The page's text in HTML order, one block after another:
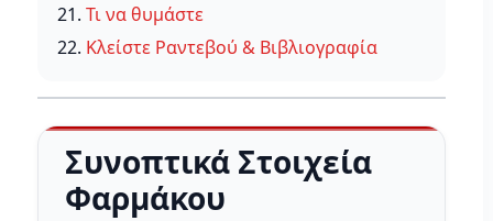
21. Τι να θυμάστε
22. Κλείστε Ραντεβού & Βιβλιογραφία
Συνοπτικά Στοιχεία
Φαρμάκου